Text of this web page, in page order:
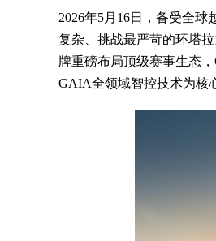
2026年5月16日，备受全
复杂、挑战最严苛的环塔
牌重磅布局顶级赛事生态
GAIA全领域智控技术为核